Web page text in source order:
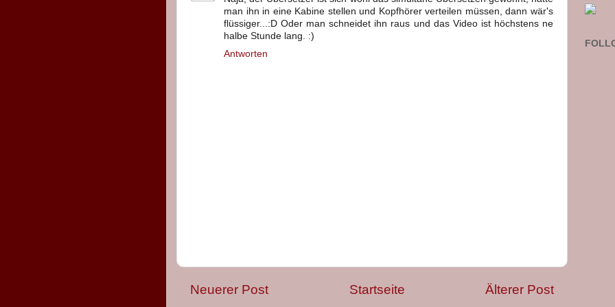
man ihn in eine Kabine stellen und Kopfhörer verteilen müssen, dann wär's
flüssiger...:D Oder man schneidet ihn raus und das Video ist höchstens ne
halbe Stunde lang. :)
Antworten
Neuerer Post Älterer Post
Startseite